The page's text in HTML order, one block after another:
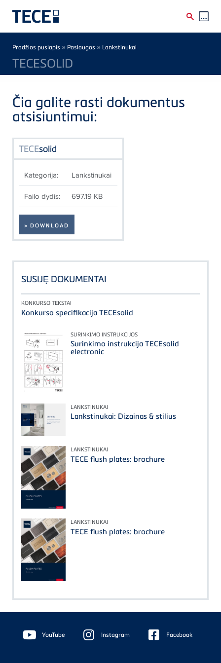
Breadcrumb
Pradžios puslapis » Paslaugos » Lankstinukai
TECESOLID
Čia galite rasti dokumentus
atsisiuntimui:
TECEsolid
Kategorija: Lankstinukai
Failo dydis: 697.19 KB
» DOWNLOAD
SUSIJȨ DOKUMENTAI
KONKURSO TEKSTAI
Konkurso specifikacija TECEsolid
SURINKIMO INSTRUKCIJOS
Surinkimo instrukcija TECEsolid
electronic
LANKSTINUKAI
Lankstinukai: Dizainas & stilius
LANKSTINUKAI
TECE flush plates: brochure
LANKSTINUKAI
TECE flush plates: brochure
Floating
Sidebar YouTube Instagram Facebook